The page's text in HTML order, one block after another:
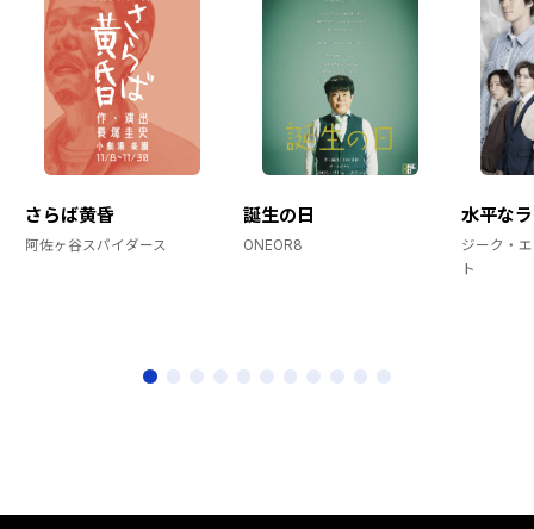
さらば黄昏
阿佐ヶ谷スパイダース
誕生の日
ONEOR8
水平な
ジーク・
ト